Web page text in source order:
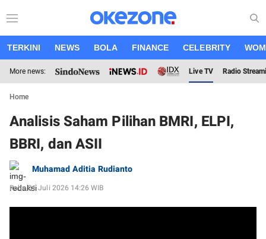
TERKINI NEWS BOLA FINANCE CELEBRITY
More news: Live TV Radio
Home
Analisis Saham Pilihan BMRI, ELPI,
BBRI, dan ASII
Muhamad Aditia Rudianto
Rabu 01 Juli 2026 14:26 WIB